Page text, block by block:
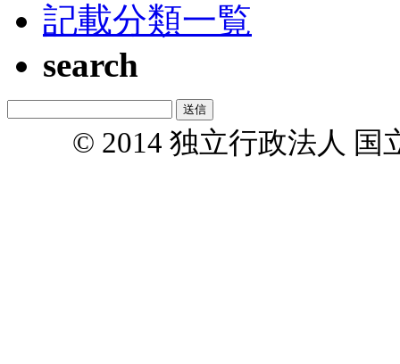
記載分類一覧
search
© 2014 独立行政法人 国